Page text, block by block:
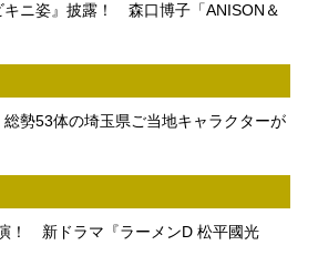
キニ姿』披露！ 森口博子「ANISON＆
勢53体の埼玉県ご当地キャラクターが
！ 新ドラマ『ラーメンD 松平國光